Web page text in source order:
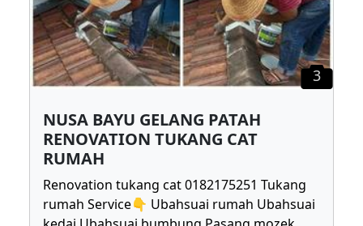
3
NUSA BAYU GELANG PATAH
RENOVATION TUKANG CAT
RUMAH
Renovation tukang cat 0182175251 Tukang
rumah Service👇 Ubahsuai rumah Ubahsuai